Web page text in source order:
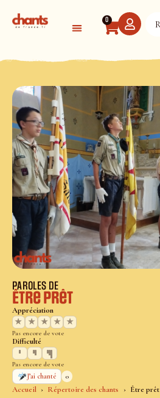
0
Accueil Répertoire des chants Être prêt
PAROLES DE
Être prêt
Appréciation
★
★ ★ ★ ★
Pas encore de vote
Difficulté
Pas encore de vote
J’ai chanté
0